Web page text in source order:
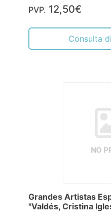
PVP. 12,50€
Consulta
Grandes Artistas
"Valdés, Cristina